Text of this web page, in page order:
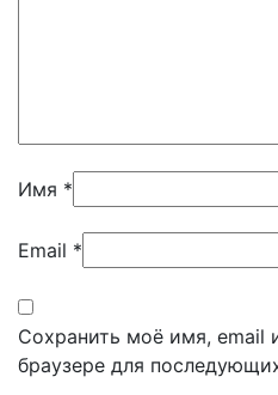
Имя *
Email *
Сохранить моё имя, email
браузере для